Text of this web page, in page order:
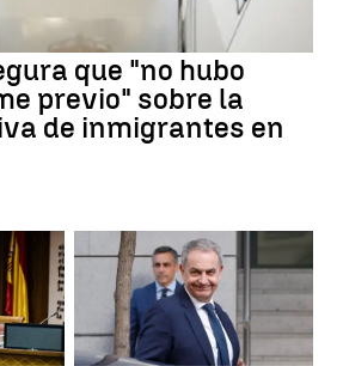
que "no hubo
previo" sobre la
de inmigrantes en